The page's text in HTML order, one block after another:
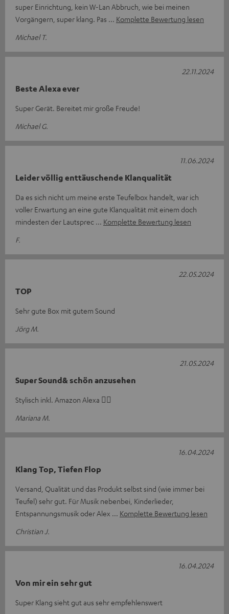
super Einrichtung, kein W-Lan Abbruch, wie bei meinen
Vorgängern, super klang. Pas
Komplette Bewertung lesen
Michael T.
Beste Alexa ever
Super Gerät. Bereitet mir große Freude!
Michael G.
22.11.2024
Leider völlig enttäuschende Klanqualität
Da es sich nicht um meine erste Teufelbox handelt, war ich
voller Erwartung an eine gute Klanqualität mit einem doch
mindesten der Lautsprec
Komplette Bewertung lesen
F.
11.06.2024
TOP
Sehr gute Box mit gutem Sound
Jörg M.
22.05.2024
Super Sound& schön anzusehen
Stylisch inkl. Amazon Alexa 👍🏽
Mariana M.
21.05.2024
Klang Top, Tiefen Flop
Versand, Qualität und das Produkt selbst sind (wie immer bei
Teufel) sehr gut. Für Musik nebenbei, Kinderlieder,
Entspannungsmusik oder Alex
Komplette Bewertung lesen
Christian J.
16.04.2024
Von mir ein sehr gut
Super Klang sieht gut aus sehr empfehlenswert
16.04.2024